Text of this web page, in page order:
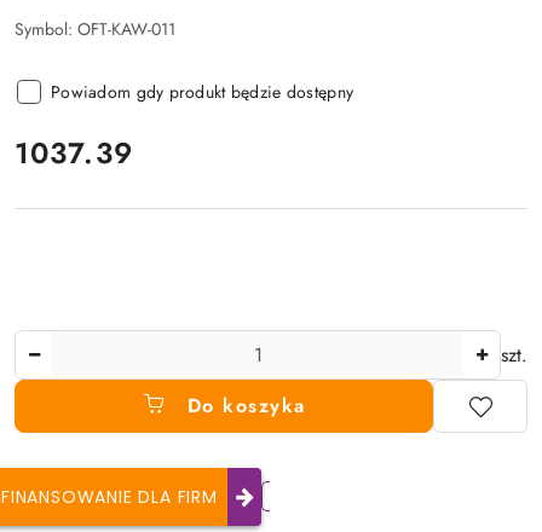
Symbol: OFT-KAW-011
Powiadom gdy produkt będzie dostępny
cena:
1037.39
szt.
Do koszyka
FINANSOWANIE DLA FIRM